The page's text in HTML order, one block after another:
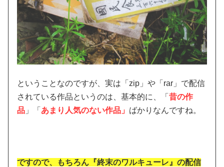
ということなのですが、実は「zip」や「rar」で配信
されている作品というのは、基本的に、「昔の作
品 」「 あまり人気のない作品」 ばかりなんですね。
ですので、もちろん『終末のワルキューレ』の配信